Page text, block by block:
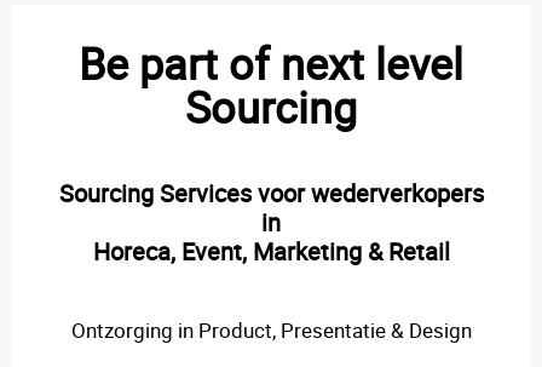
Be part of next level
Sourcing
Sourcing Services voor wederverkopers
in
Horeca, Event, Marketing & Retail
Ontzorging in Product, Presentatie & Design